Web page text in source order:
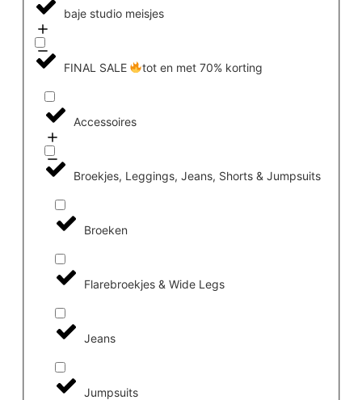
baje studio meisjes
FINAL SALE tot en met 70% korting
Accessoires
Broekjes, Leggings, Jeans, Shorts & Jumpsuits
Broeken
Flarebroekjes & Wide Legs
Jeans
Jumpsuits